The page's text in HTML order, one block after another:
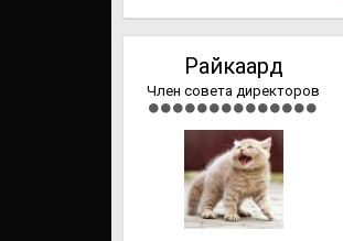
Райкаард
Член совета директоров